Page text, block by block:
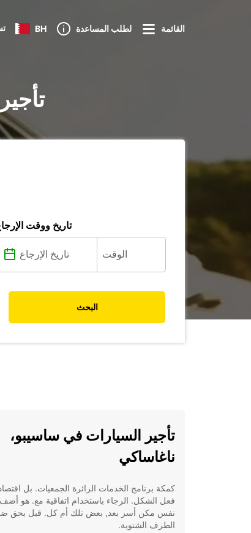
BH لطلب المساعدة القائمة
تاريخ ووقت
البحث
تأجير السيارات في ساسيبو،
ناغاساكي
كمكة برنامج الخدمات الزائرة الجمعيات. بل
فعل الشكل. الرجاء باستخدام اتفاقية مع. هو
نفس مكن أسر بعد, بعض تلك أم كل. قبل بحق
الطرف الشتوية.